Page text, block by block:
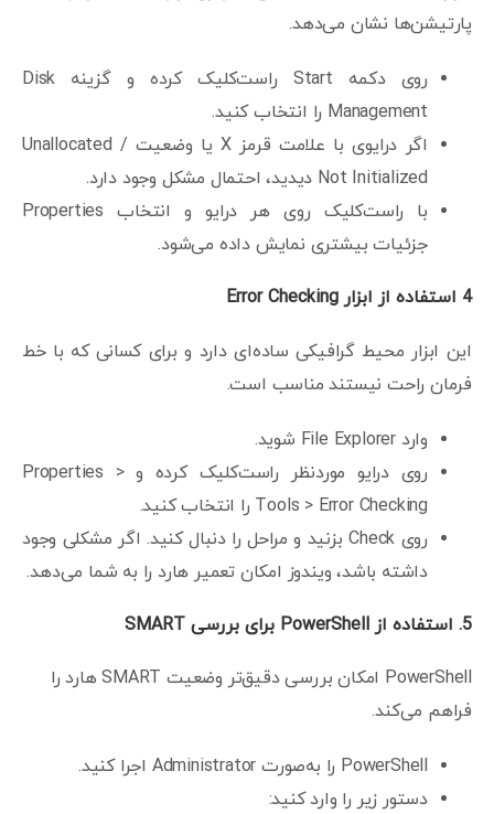
پارتیشن‌ها نشان می‌دهد.
روی دکمه Start راست‌کلیک کرده و گزینه Disk
Management را انتخاب کنید.
اگر درایوی با علامت قرمز X یا وضعیت Unallocated /
Not Initialized دیدید، احتمال مشکل وجود دارد.
با راست‌کلیک روی هر درایو و انتخاب Properties
جزئیات بیشتری نمایش داده می‌شود.
4 استفاده از ابزار
این ابزار محیط گرافیکی ساده‌ای دارد و برای کسانی که با خط
فرمان راحت نیستند مناسب است.
وارد File Explorer شوید.
روی درایو موردنظر راست‌کلیک کرده و Properties >
Tools > Error Checking را انتخاب کنید.
روی Check بزنید و مراحل را دنبال کنید. اگر مشکلی وجود
داشته باشد، ویندوز امکان تعمیر هارد را به شما می‌دهد.
5. استفاده از برای بررسیSMART
PowerShell امکان بررسی دقیق‌تر وضعیت SMART هارد را
فراهم می‌کند.
PowerShell را به‌صورت Administrator اجرا کنید.
دستور زیر را وارد کنید: